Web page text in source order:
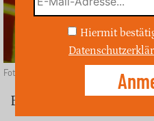
Foto: Unsplash
Bergheim (ost)
Hiermit